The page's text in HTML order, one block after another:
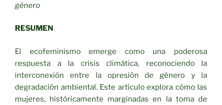
género
RESUMEN
El ecofeminismo emerge como una poderosa
respuesta a la crisis climática, reconociendo la
interconexión entre la opresión de género y la
degradación ambiental. Este artículo explora cómo las
mujeres, históricamente marginadas en la toma de